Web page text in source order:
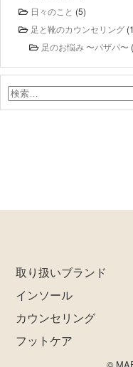
日々のこと (5)
足と靴のカウンセリング
足のお悩み 〜パザパ〜
検
索:
取り扱いブランド
インソール
カウンセリング
フットケア
©